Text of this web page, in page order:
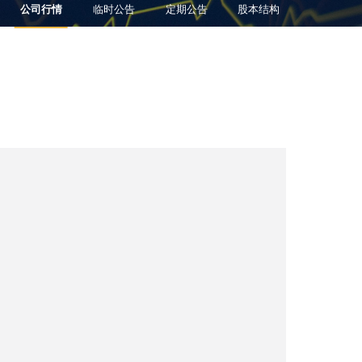
公司行情 临时公告 定期公告 股本结构